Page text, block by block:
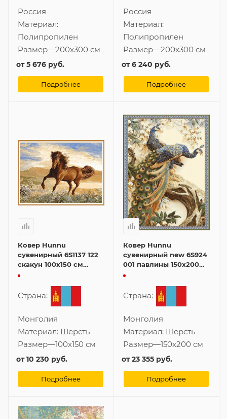
Россия
Материал:
Полипропилен
Размер—200x300 см
от5 676 руб.
Подробнее
Россия
Материал:
Полипропилен
Размер—200x300 см
от6 240 руб.
Подробнее
Ковер Hunnu
сувенирный 6S1137 122
скакун 100x150 см
картина
Страна:
Монголия
Материал: Шерсть
Размер—100x150 см
от10 230 руб.
Подробнее
Ковер Hunnu
сувенирный new 6S924
001 павлины 150x200
см картина
Страна:
Монголия
Материал: Шерсть
Размер—150x200 см
от23 355 руб.
Подробнее